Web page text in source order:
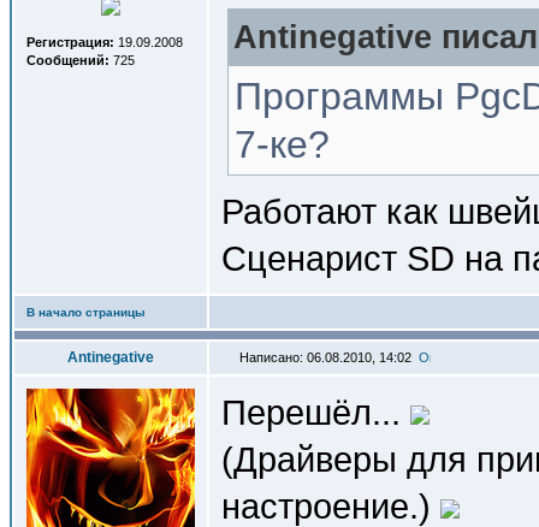
Регистрация: 19.09.2008
Сообщений: 725
Antinegative
Программы
7-ке?
Работают как
Сценарист SD на
В начало страницы
Antinegative Написано: 06.08.2010, 14:02
Перешёл...
(Драйверы для
настроение.)